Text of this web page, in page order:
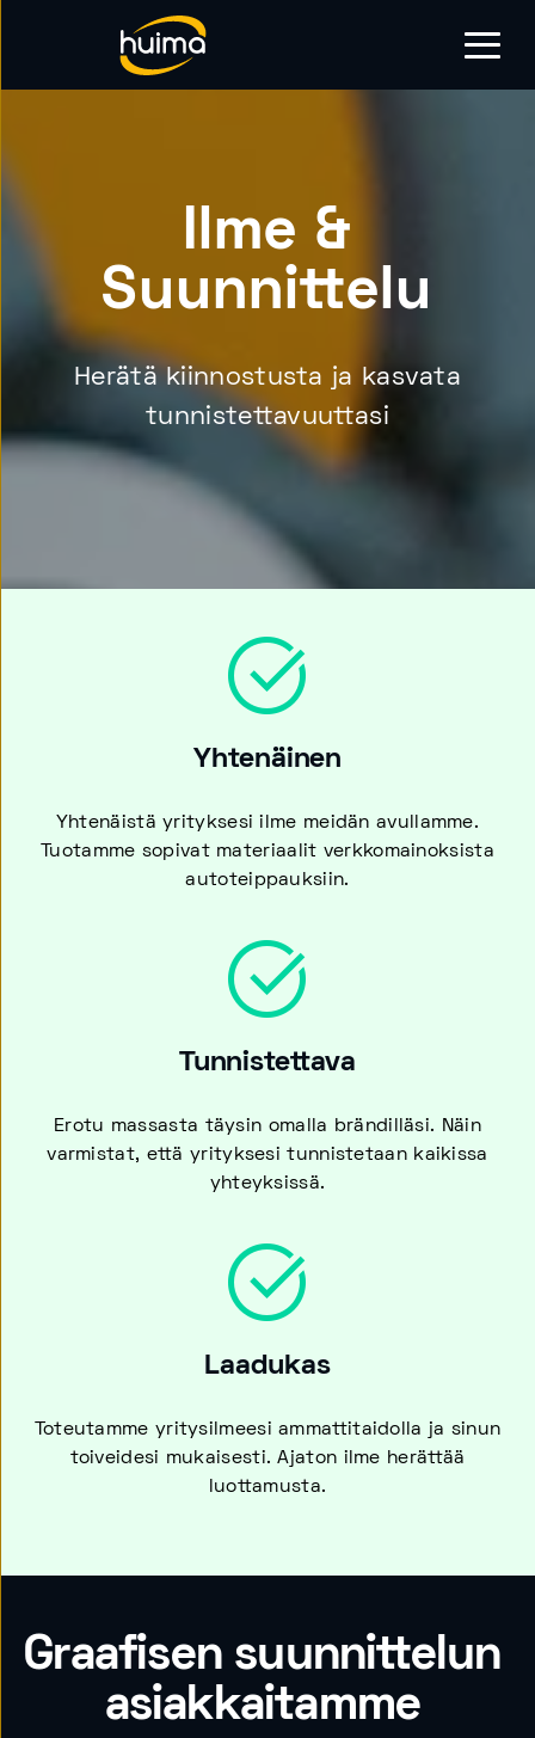
Ilme &
Suunnittelu
Herätä kiinnostusta ja kasvata
tunnistettavuuttasi
Yhtenäinen
Yhtenäistä yrityksesi ilme meidän avullamme.
Tuotamme sopivat materiaalit verkkomainoksista
autoteippauksiin.
Tunnistettava
Erotu massasta täysin omalla brändilläsi. Näin
varmistat, että yrityksesi tunnistetaan kaikissa
yhteyksissä.
Laadukas
Toteutamme yritysilmeesi ammattitaidolla ja sinun
toiveidesi mukaisesti. Ajaton ilme herättää
luottamusta.
Graafisen suunnittelun
asiakkaitamme